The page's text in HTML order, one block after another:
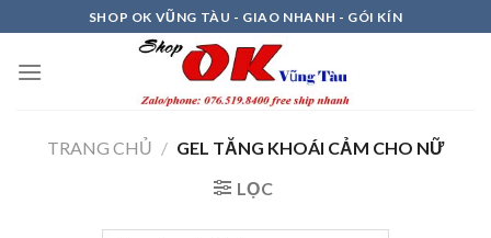
to
content
SHOP OK VŨNG TÀU - GIAO NHANH - GÓI KÍN
TRANG CHỦ / GEL TĂNG KHOÁI CẢM CHO NỮ
LỌC